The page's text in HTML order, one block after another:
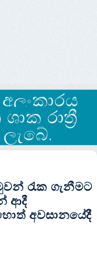
රාත්‍රී
රැක ගැනීමට
ආදී
අවසානයේදී